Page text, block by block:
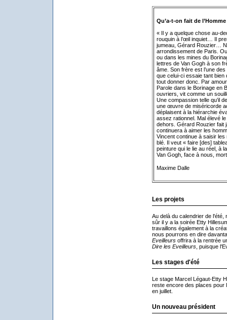
Qu’a-t-on fait de l’Homme
« Il y a quelque chose au-
rouquin à l’œil inquiet… Il
jumeau, Gérard Rouzier…
arrondissement de Paris.
ou dans les mines du
lettres de Van Gogh à son
âme. Son frère est l’une
que celui-ci essaie tant
tout donner donc. Par
Parole dans le Borinage en
ouvriers, vit comme un
Une compassion telle qu’il
une œuvre de miséricorde
déplaisent à la hiérarchie
assez rationnel. Mal élevé
dehors. Gérard Rouzier fait
continuera à aimer les
Vincent continue à saisir
blé. Il veut « faire [des]
peinture qui le lie au réel, à
Van Gogh, face à nous,
Maxime Dalle
Les projets
Au delà du calendrier de
sûr il y a la soirée Etty
travaillons également à la
nous pourrons en dire
Eveilleursoffrira à la rentrée
Dire les Eveilleurs, puisque
Les stages d'été
Le stage Marcel Légaut-Etty
reste encore des places pour
en juillet.
Un nouveau président